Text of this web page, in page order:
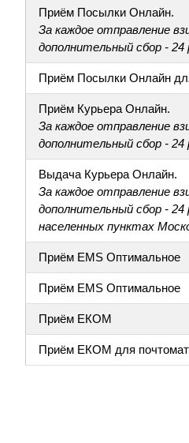
Приём Посылки Онлайн.
За каждое отправление
дополнительный сбор -
Приём Посылки Онлайн
Приём Курьера Онлайн.
За каждое отправление
дополнительный сбор -
Выдача Курьера Онлайн.
За каждое отправление
дополнительный сбор -
населенных пунктах
Приём EMS Оптимальное
Приём EMS Оптимальное
Приём ЕКОМ
Приём ЕКОМ для